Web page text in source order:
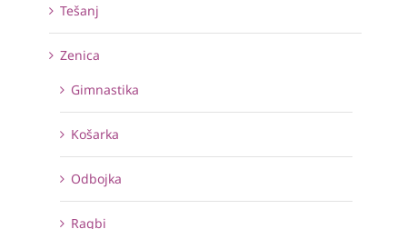
Tešanj
Zenica
Gimnastika
Košarka
Odbojka
Ragbi